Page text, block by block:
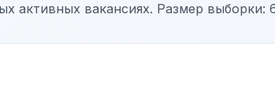
активных вакансиях. Размер выборки: